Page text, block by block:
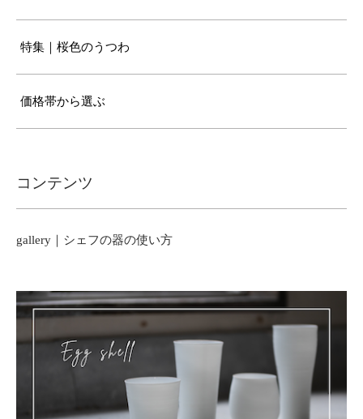
特集｜桜色のうつわ
価格帯から選ぶ
コンテンツ
gallery｜シェフの器の使い方